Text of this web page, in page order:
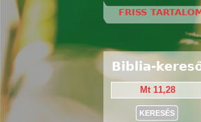
FRISS
Biblia-